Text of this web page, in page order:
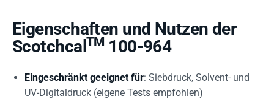
Eigenschaften und Nutzen der
ScotchcalTM 100-964
Eingeschränkt geeignet für: Siebdruck, Solvent- und
UV-Digitaldruck (eigene Tests empfohlen)